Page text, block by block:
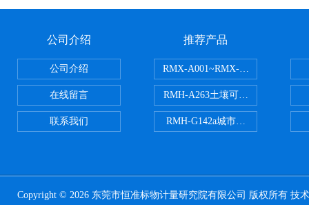
公司介绍
公司介绍
在线留言
联系我们
推荐产品
RMX-A001~RMX-A002丙烯酸涂
RMH-A263土壤可交换酸度分析标
RMH-G142a城市污水处理污泥中
Copyright © 2026 东莞市恒准标物计量研究院有限公司 版权所有 技